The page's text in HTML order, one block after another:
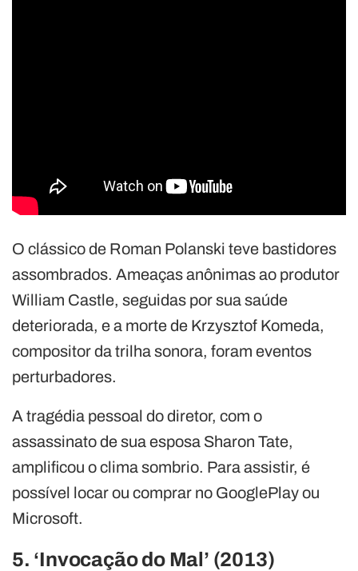
O clássico de Roman Polanski teve bastidores
assombrados. Ameaças anônimas ao produtor
William Castle, seguidas por sua saúde
deteriorada, e a morte de Krzysztof Komeda,
compositor da trilha sonora, foram eventos
perturbadores.
A tragédia pessoal do diretor, com o
assassinato de sua esposa Sharon Tate,
amplificou o clima sombrio. Para assistir, é
possível locar ou comprar no GooglePlay ou
Microsoft.
5. ‘Invocação do Mal’ (2013)